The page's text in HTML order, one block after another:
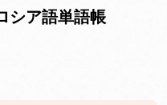
シア語単語帳